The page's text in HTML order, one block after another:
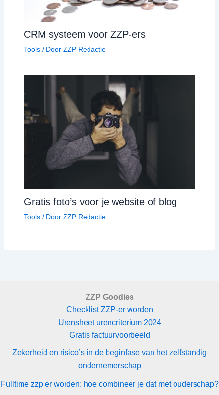
CRM systeem voor ZZP-ers
Tools/ Door ZZP Redactie
Gratis foto’s voor je website of blog
Tools/ Door ZZP Redactie
ZZP Goodies
Checklist ZZP-er worden
Urensheet urencriterium 2024
Gratis factuurvoorbeeld
Zekerheid en risico’s in de beginfase van het zelfstandig
ondernemerschap
Fulltime zzp’er worden: hoe combineer je dat met ouderschap?